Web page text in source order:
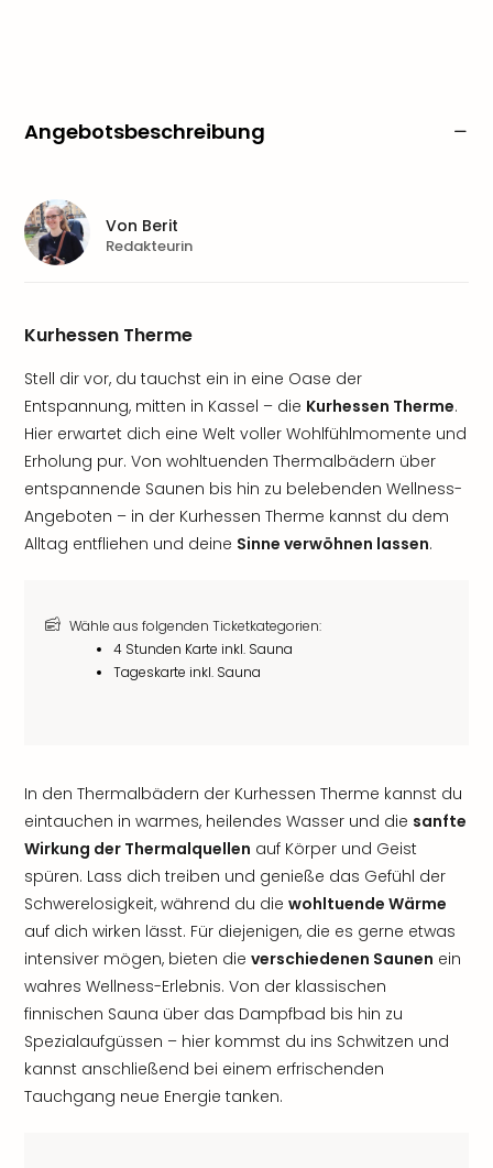
Angebotsbeschreibung
Kurhessen Therme
Stell dir vor, du tauchst ein in eine Oase der
Entspannung, mitten in Kassel – die Kurhessen Therme.
Hier erwartet dich eine Welt voller Wohlfühlmomente und
Erholung pur. Von wohltuenden Thermalbädern über
entspannende Saunen bis hin zu belebenden Wellness-
Angeboten – in der Kurhessen Therme kannst du dem
Alltag entfliehen und deine Sinne verwöhnen lassen.
Wähle aus folgenden Ticketkategorien:
4 Stunden Karte inkl. Sauna
Tageskarte inkl. Sauna
In den Thermalbädern der Kurhessen Therme kannst du
eintauchen in warmes, heilendes Wasser und die sanfte
Wirkung der Thermalquellen auf Körper und Geist
spüren. Lass dich treiben und genieße das Gefühl der
Schwerelosigkeit, während du die wohltuende Wärme
auf dich wirken lässt. Für diejenigen, die es gerne etwas
intensiver mögen, bieten die verschiedenen Saunen ein
wahres Wellness-Erlebnis. Von der klassischen
finnischen Sauna über das Dampfbad bis hin zu
Spezialaufgüssen – hier kommst du ins Schwitzen und
kannst anschließend bei einem erfrischenden
Tauchgang neue Energie tanken.
Von Berit
Redakteurin